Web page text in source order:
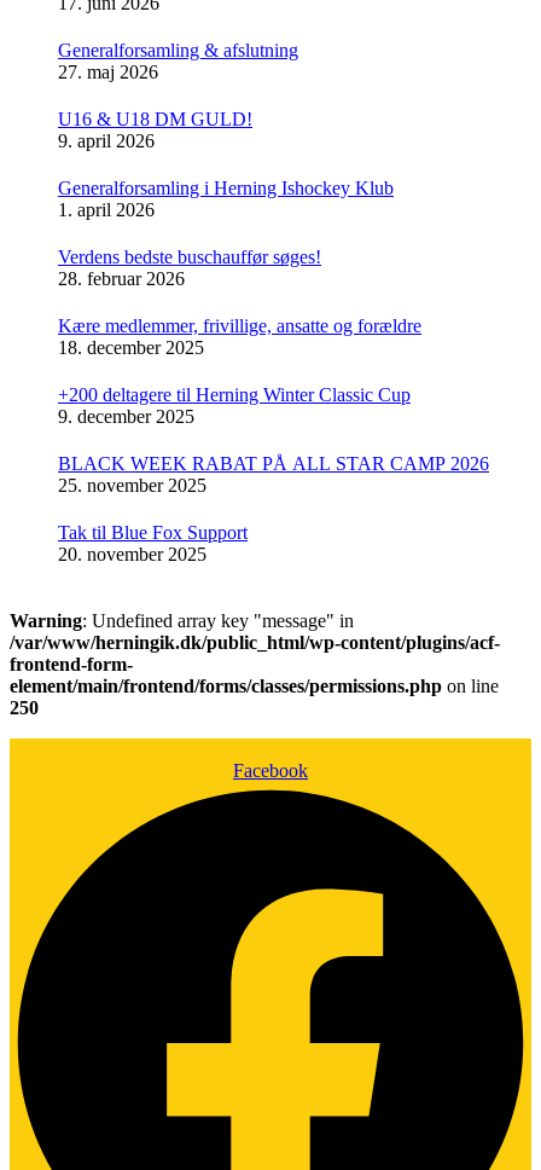
Generalforsamling & afslutning
27. maj 2026
U16 & U18 DM GULD!
9. april 2026
Generalforsamling i Herning Ishockey Klub
1. april 2026
Verdens bedste buschauffør søges!
28. februar 2026
Kære medlemmer, frivillige, ansatte og forældre
18. december 2025
+200 deltagere til Herning Winter Classic Cup
9. december 2025
BLACK WEEK RABAT PÅ ALL STAR CAMP 2026
25. november 2025
Tak til Blue Fox Support
20. november 2025
Warning: Undefined array key "message" in
/var/www/herningik.dk/public_html/wp-content/plugins/acf-
frontend-form-
element/main/frontend/forms/classes/permissions.php on line
250
Facebook